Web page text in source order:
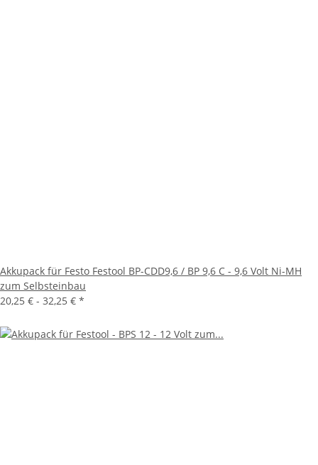
Akkupack für Festo Festool BP-CDD9,6 / BP 9,6 C - 9,6 Volt Ni-MH
zum Selbsteinbau
20,25 € - 32,25 € *